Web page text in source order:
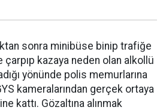
sonra minibüse binip trafiğe
çarpıp kazaya neden olan alkollü
yönünde polis memurlarına
kameralarından gerçek ortaya
kattı. Gözaltına alınmak